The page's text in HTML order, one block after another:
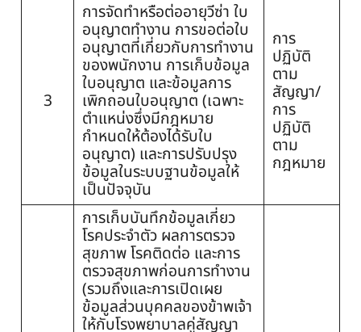
3
การจัดทำหรือต่ออายุวีซ่า ใบ
อนุญาตทำงาน การขอต่อใบ
อนุญาตที่เกี่ยวกับการทำงาน
ของพนักงาน การเก็บข้อมูล
ใบอนุญาต และข้อมูลการ
เพิกถอนใบอนุญาต (เฉพาะ
ตำแหน่งซึ่งมีกฎหมาย
กำหนดให้ต้องได้รับใบ
อนุญาต) และการปรับปรุง
ข้อมูลในระบบฐานข้อมูลให้
เป็นปัจจุบัน
การ
ปฏิบัติ
ตาม
สัญญา/
การ
ปฏิบัติ
ตาม
กฎหมาย
การเก็บบันทึกข้อมูลเกี่ยว
โรคประจำตัว ผลการตรวจ
สุขภาพ โรคติดต่อ และการ
ตรวจสุขภาพก่อนการทำงาน
(รวมถึงและการเปิดเผย
ข้อมูลส่วนบุคคลของข้าพเจ้า
ให้กับโรงพยาบาลคู่สัญญา